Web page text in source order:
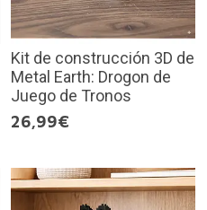
Kit de construcción 3D de
Metal Earth: Drogon de
Juego de Tronos
26,99€